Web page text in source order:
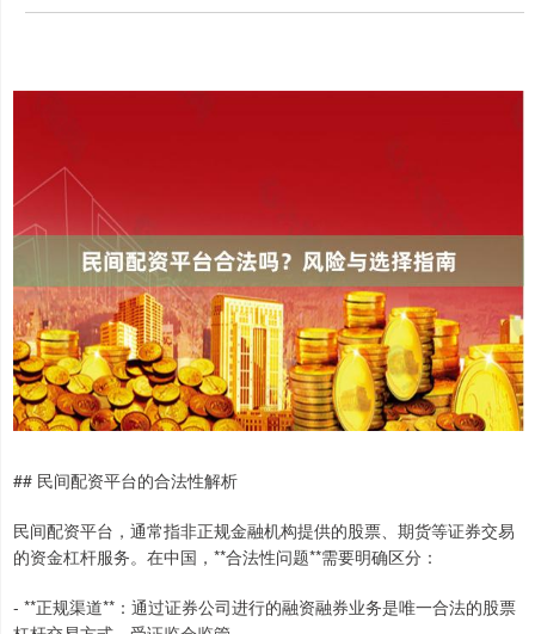
## 民间配资平台的合法性解析
民间配资平台，通常指非正规金融机构提供的股票、期货等证券交易
的资金杠杆服务。在中国，**合法性问题**需要明确区分：
- **正规渠道**：通过证券公司进行的融资融券业务是唯一合法的股票